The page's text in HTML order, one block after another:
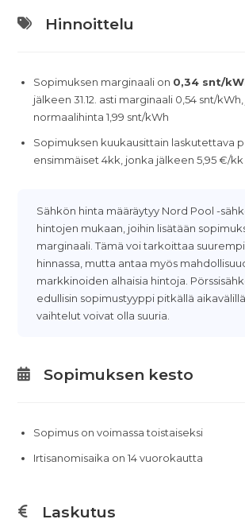
Hinnoittelu
Sopimuksen marginaali on 0,34 snt/
jälkeen 31.12. asti marginaali 0,54 snt/
normaalihinta 1,99 snt/kWh
Sopimuksen kuukausittain laskutettava
ensimmäiset 4kk, jonka jälkeen 5,95 €/kk
Sähkön hinta määräytyy Nord Pool -
hintojen mukaan, joihin lisätään
marginaali. Tämä voi tarkoittaa
hinnassa, mutta antaa myös
markkinoiden alhaisia hintoja.
edullisin sopimustyyppi pitkällä
vaihtelut voivat olla suuria.
Sopimuksen kesto
Sopimus on voimassa toistaiseksi
Irtisanomisaika on 14 vuorokautta
Laskutus